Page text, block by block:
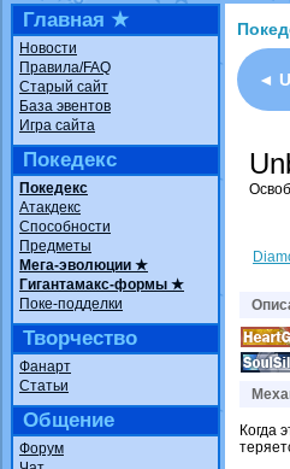
Главная ★
Новости
Правила/FAQ
Старый сайт
База эвентов
Игра сайта
Покедекс
Покедекс
Атакдекс
Способности
Предметы
Мега-эволюции ★
Гигантамакс-формы ★
Поке-подделки
Творчество
Фанарт
Статьи
Общение
Форум
◄
Когда